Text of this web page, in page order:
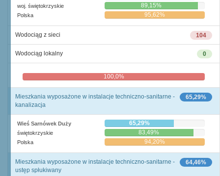
woj. świętokrzyskie 89,15%
Polska 95,62%
104
Wodociąg z sieci
0
Wodociąg lokalny
100,0%
65,29%
Mieszkania wyposażone w instalacje techniczno-sanitarne -
kanalizacja
Wieś Sarnówek Duży 65,29%
świętokrzyskie 83,49%
Polska 94,20%
64,46%
Mieszkania wyposażone w instalacje techniczno-sanitarne -
ustęp spłukiwany